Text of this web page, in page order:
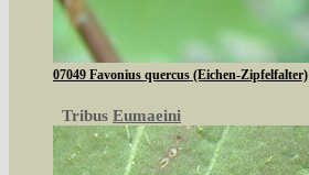
07049 Favonius quercus (Eichen-Zipfelfalter)
Tribus Eumaeini